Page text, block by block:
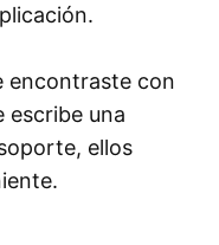
encontraste con
escribe una
ellos